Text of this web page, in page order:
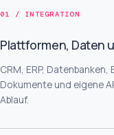
01 / INTEGRATION
Plattformen, Daten
CRM, ERP,
Dokumente und eigene
Ablauf.